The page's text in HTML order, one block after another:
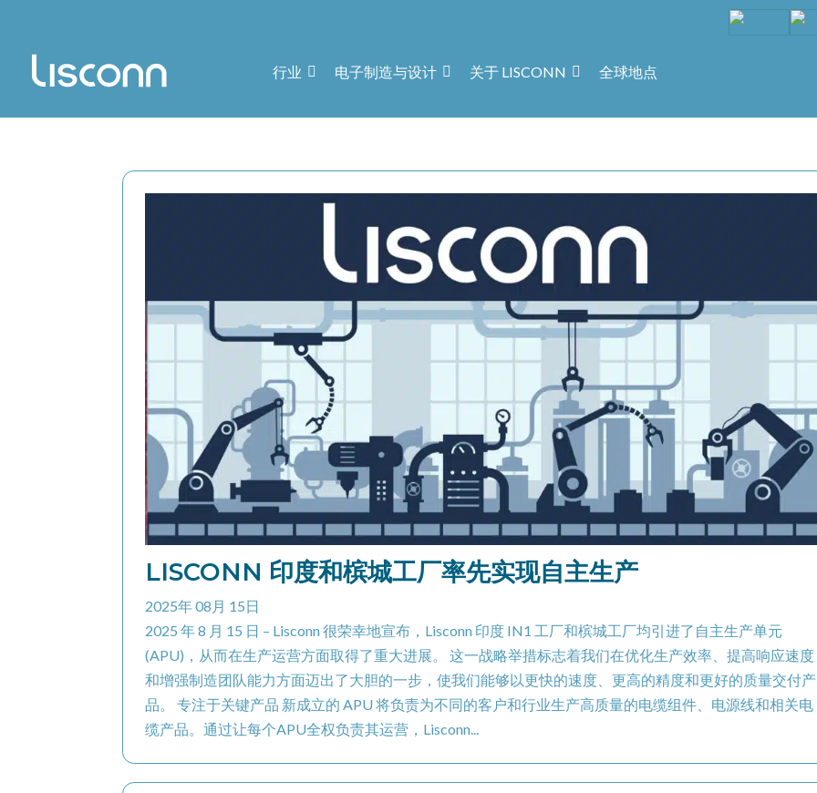
行业 电子制造与设计 关于 LISCONN 全球地点
LISCONN 印度和槟城工厂率先实现自主生产
2025年 08月 15日
2025 年 8 月 15 日 – Lisconn 很荣幸地宣布，Lisconn 印度 IN1 工厂和槟城工厂均引进了自主生产单元
(APU)，从而在生产运营方面取得了重大进展。 这一战略举措标志着我们在优化生产效率、提高响应速度
和增强制造团队能力方面迈出了大胆的一步，使我们能够以更快的速度、更高的精度和更好的质量交付产
品。 专注于关键产品 新成立的 APU 将负责为不同的客户和行业生产高质量的电缆组件、电源线和相关电
缆产品。通过让每个APU全权负责其运营，Lisconn...